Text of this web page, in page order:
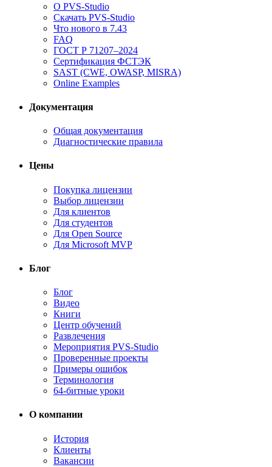
О PVS-Studio
Скачать PVS-Studio
Что нового в 7.43
FAQ
ГОСТ Р 71207–2024
Сертификация ФСТЭК
SAST (CWE, OWASP, MISRA)
Online Examples
Документация
Общая документация
Диагностические правила
Цены
Покупка лицензии
Выбор лицензии
Для клиентов
Для студентов
Для Open Source
Для Microsoft MVP
Блог
Блог
Видео
Книги
Центр обучений
Развлечения
Мероприятия PVS-Studio
Проверенные проекты
Примеры ошибок
Терминология
64-битные уроки
О компании
История
Клиенты
Вакансии